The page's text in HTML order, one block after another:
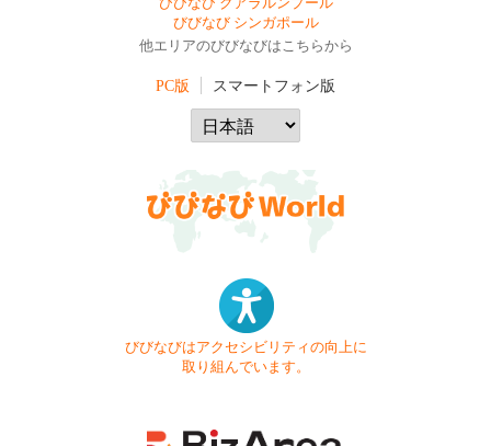
びびなび クアラルンプール
びびなび シンガポール
他エリアのびびなびはこちらから
PC版 スマートフォン版
びびなびはアクセシビリティの向上に
取り組んでいます。